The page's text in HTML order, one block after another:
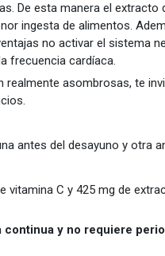
De esta manera el extracto
ingesta de alimentos.
no activar el sistema
frecuencia cardíaca.
realmente asombrosas, te
antes del desayuno y otra
vitamina C y 425 mg de
y no requiere